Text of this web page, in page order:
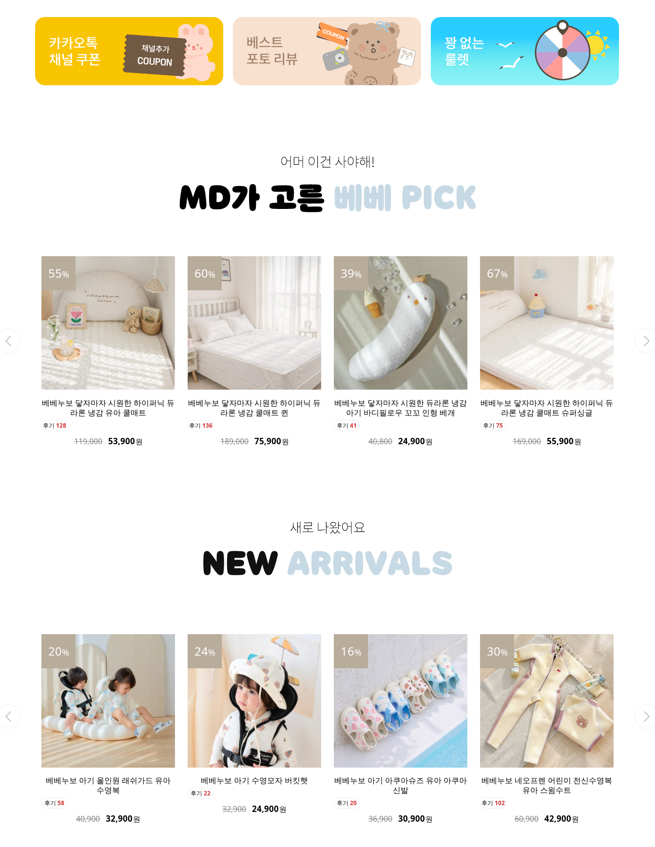
60%
베베누보 닿자마자 시원한 하이퍼닉 듀
라론 냉감 쿨매트 퀸
후기 136
189,000 75,900원
39%
베베누보 닿자마자 시원한 듀라론 냉감
아기 바디필로우 꼬꼬 인형 베개
후기41
40,800 24,900원
67%
베베누보 닿자마자 시원한 하이퍼닉 듀
라론 냉감 쿨매트 슈퍼싱글
후기 75
169,000 55,900원
28%
베베누보 울트라 슈퍼 냉감 포르페 쿨
링 쿨매트 퀸
후기 16
189,000 135,900원
24%
베베누보 아기 수영모자 버킷햇
16%
베베누보 아기 아쿠아슈즈 유아 아쿠아
30%
베베누보 네오프렌 어린이 전신수영복
유아 스윔수트
후기 102
60,900 42,900원
34%
베베누보 아기 우비 컬러체인징 우산
레인용품 3종 세트
후기0
132,900 87,900원